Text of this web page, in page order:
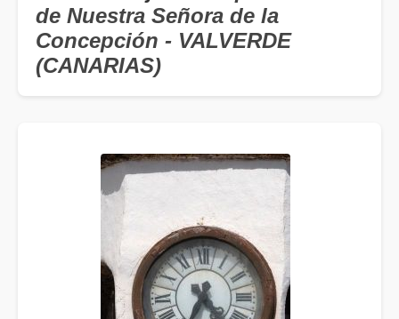
de Nuestra Señora de la
Concepción - VALVERDE
(CANARIAS)